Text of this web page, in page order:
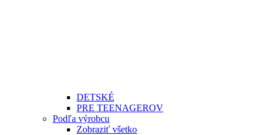
DETSKÉ
PRE TEENAGEROV
Podľa výrobcu
Zobraziť všetko